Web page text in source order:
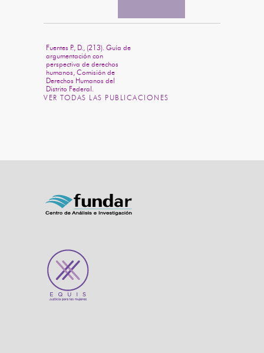
Fuentes P., D., (213). Guía de
argumentación con
perspectiva de derechos
humanos, Comisión de
Derechos Humanos del
Distrito Federal.
VER TODAS LAS PUBLICACIONES